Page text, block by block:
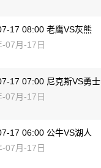
17 08:00 老鹰VS灰熊
07月-17日
17 07:00 尼克斯VS勇士
-07月-17日
17 06:00 公牛VS湖人
-07月-17日